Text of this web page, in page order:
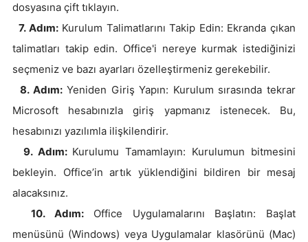
dosyasına çift tıklayın.
7. Adım:Kurulum Talimatlarını Takip Edin: Ekranda çıkan
talimatları takip edin. Office'i nereye kurmak istediğinizi
seçmeniz ve bazı ayarları özelleştirmeniz gerekebilir.
8. Adım:Yeniden Giriş Yapın: Kurulum sırasında tekrar
Microsoft hesabınızla giriş yapmanız istenecek. Bu,
hesabınızı yazılımla ilişkilendirir.
9. Adım: Kurulumu Tamamlayın: Kurulumun bitmesini
bekleyin. Office’in artık yüklendiğini bildiren bir mesaj
alacaksınız.
10. Adım: Office Uygulamalarını Başlatın: Başlat
menüsünü (Windows) veya Uygulamalar klasörünü (Mac)